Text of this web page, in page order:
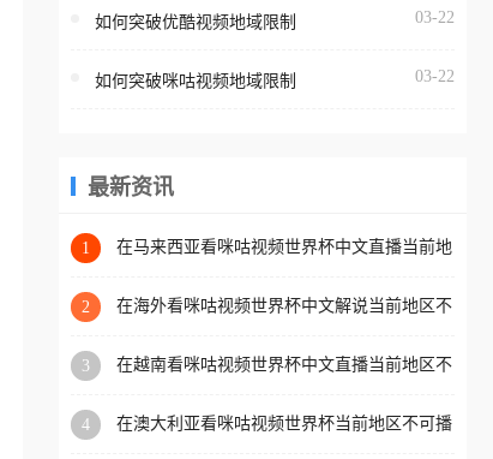
地区播放。 遇到这个问题的
区工作、留学、定居等，都
权限制所困扰。
门、台湾、美国、加拿大、
区时，网易云音乐也会像其
回国加速器，即可解决「海
版权限制」的问题，无论人
国、加拿大、澳大利亚、欧
学、定居等，都可以使用，
如何突破优酷视频地域限制 03-22
如何突破咪咕视频地域限制 03-22
最新资讯
1
在马来西亚看咪咕视频世界杯中文直播当前地
2
在海外看咪咕视频世界杯中文解说当前地区不
3
在越南看咪咕视频世界杯中文直播当前地区不
4
在澳大利亚看咪咕视频世界杯当前地区不可播